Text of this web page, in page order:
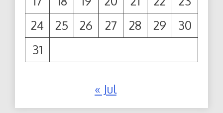
24
25 26 27 28 29
30
31
« Jul